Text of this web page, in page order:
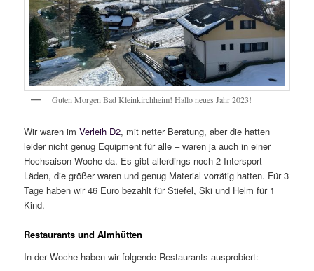
Guten Morgen Bad Kleinkirchheim! Hallo neues Jahr 2023!
Wir waren imVerleih D2, mit netter Beratung, aber die hatten
leider nicht genug Equipment für alle – waren ja auch in einer
Hochsaison-Woche da. Es gibt allerdings noch 2 Intersport-
Läden, die größer waren und genug Material vorrätig hatten. Für 3
Tage haben wir 46 Euro bezahlt für Stiefel, Ski und Helm für 1
Kind.
Restaurants und Almhütten
In der Woche haben wir folgende Restaurants ausprobiert: